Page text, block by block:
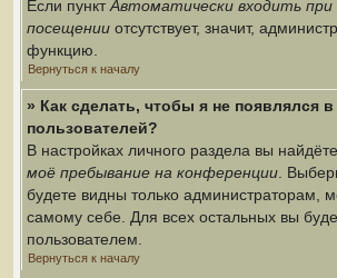
Если пунктАвтоматически входить
посещении отсутствует, значит,
функцию.
Вернуться к началу
» Как сделать, чтобы я не появлялся
пользователей?
В настройках личного раздела вы
моё пребывание на конференции .
будете видны только администраторам,
самому себе. Для всех остальных вы
пользователем.
Вернуться к началу